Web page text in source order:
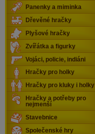
Panenky a miminka
Dřevěné hračky
Plyšové hračky
Zvířátka a figurky
Vojáci, policie, indiáni
Hračky pro holky
Hračky pro kluky i holky
Hračky a potřeby pro
nejmenší
Stavebnice
Společenské hry